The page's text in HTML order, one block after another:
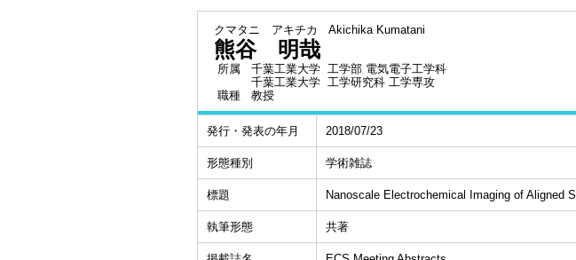
クマタニ アキチカ Akichika Kumatani
熊谷 明哉
所属
千葉工業大学 工学部 電気電子工学科
千葉工業大学 工学研究科 工学専攻
職種
教授
発行・発表の年月 2018/07/23
形態種別 学術雑誌
標題 Nanoscale Electrochemical Imaging of Aligned
執筆形態 共著